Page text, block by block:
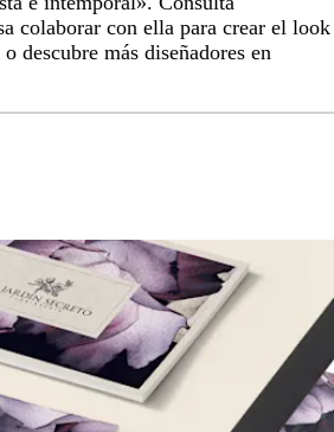
colaborar con ella para crear el look
descubre más diseñadores en